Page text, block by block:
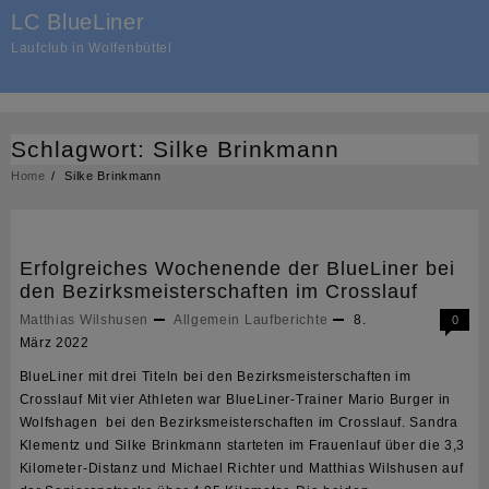
content
LC BlueLiner
Laufclub in Wolfenbüttel
Schlagwort: Silke Brinkmann
Home Silke Brinkmann
Erfolgreiches Wochenende der BlueLiner bei
den Bezirksmeisterschaften im Crosslauf
Matthias Wilshusen Allgemein Laufberichte
8.
März 2022
0
BlueLiner mit drei Titeln bei den Bezirksmeisterschaften im
Crosslauf Mit vier Athleten war BlueLiner-Trainer Mario Burger in
Wolfshagen bei den Bezirksmeisterschaften im Crosslauf. Sandra
Klementz und Silke Brinkmann starteten im Frauenlauf über die 3,3
Kilometer-Distanz und Michael Richter und Matthias Wilshusen auf